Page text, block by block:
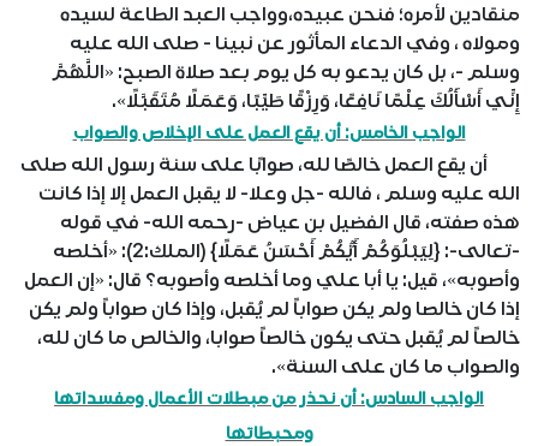
منقادين لأمره؛ فنحن عبيده،وواجب العبد الطاعة لسيده
ومولاه ، وفي الدعاء المأثور عن نبينا - صلى الله عليه
وسلم -، بل كان يدعو به كل يوم بعد صلاة الصبح: «اللَّهُمَّ
إِنِّي أَسْأَلُكَ عِلْمًا نَافِعًا، وَرِزْقًا طَيِّبًا، وَعَمَلًا مُتَقَبَّلًا».
الواجب الخامس: أن يقع العمل على الإخلاص والصواب
أن يقع العمل خالصًا لله، صوابًا على سنة رسول الله صلى
الله عليه وسلم ، فالله -جل وعلا- لا يقبل العمل إلا إذا كانت
هذه صفته، قال الفضيل بن عياض -رحمه الله- في قوله
-تعالى-: {لِيَبْلُوَكُمْ أَيُّكُمْ أَحْسَنُ عَمَلًا} (الملك:2): «أخلصه
وأصوبه»، قيل: يا أبا علي وما أخلصه وأصوبه؟ قال: «إن العمل
إذا كان خالصا ولم يكن صواباً لم يُقبل، وإذا كان صواباً ولم يكن
خالصاً لم يُقبل حتى يكون خالصاً صوابا، والخالص ما كان لله،
والصواب ما كان على السنة».
الواجب السادس: أن نحذر من مبطلات الأعمال ومفسداتها
ومحبطاتها